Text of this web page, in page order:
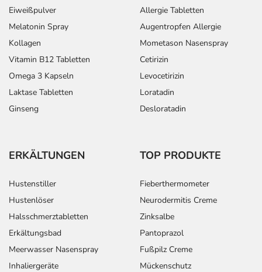
Eiweißpulver
Melatonin Spray
Kollagen
Vitamin B12 Tabletten
Omega 3 Kapseln
Laktase Tabletten
Ginseng
Allergie Tabletten
Augentropfen Allergie
Mometason Nasenspray
Cetirizin
Levocetirizin
Loratadin
Desloratadin
ERKÄLTUNGEN
Hustenstiller
Hustenlöser
Halsschmerztabletten
Erkältungsbad
Meerwasser Nasenspray
Inhaliergeräte
TOP PRODUKTE
Fieberthermometer
Neurodermitis Creme
Zinksalbe
Pantoprazol
Fußpilz Creme
Mückenschutz